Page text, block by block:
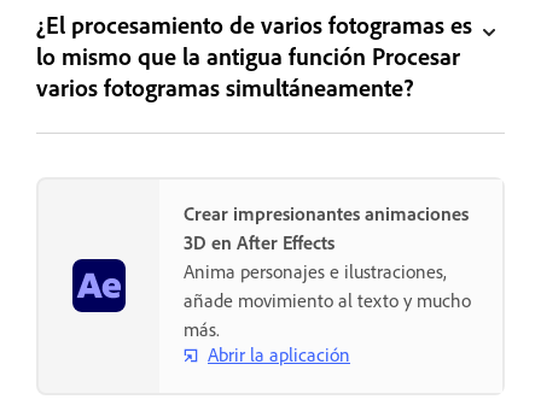
¿El procesamiento de varios fotogramas es
lo mismo que la antigua función Procesar
varios fotogramas simultáneamente?
Crear impresionantes animaciones
3D en After Effects
Anima personajes e ilustraciones,
añade movimiento al texto y mucho
más.
Abrir la aplicación